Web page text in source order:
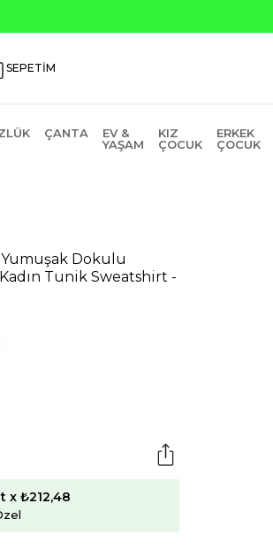
SEPETİM
ÇANTA
EV &
YAŞAM
KIZ
ÇOCUK
ERKEK
ÇOCUK
Dokulu
Tunik Sweatshirt -
x ₺212,48